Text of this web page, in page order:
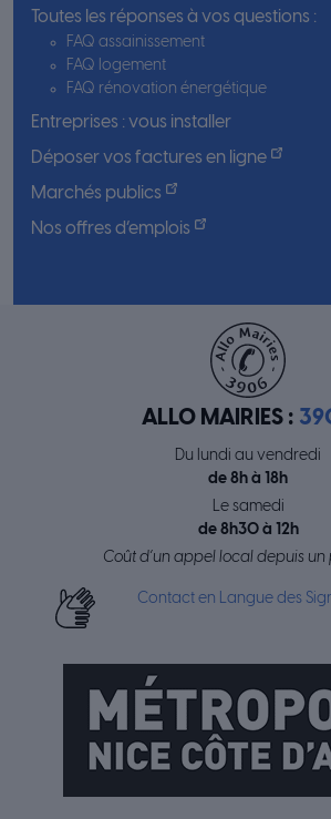
Toutes les réponses à vos questions :
FAQ assainissement
FAQ logement
FAQ rénovation énergétique
Entreprises : vous installer
Déposer vos factures en ligne
Marchés publics
Nos offres d’emplois
ALLO MAIRIES :
Du lundi au vendredi
de 8h à 18h
Le samedi
de 8h30 à 12h
Coût d’un appel local depuis un
Contact en Langue des